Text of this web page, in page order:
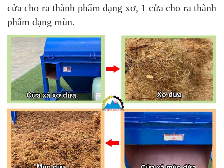
cửa cho ra thành phẩm dạng xơ, 1 cửa cho ra thành
phẩm dạng mùn.